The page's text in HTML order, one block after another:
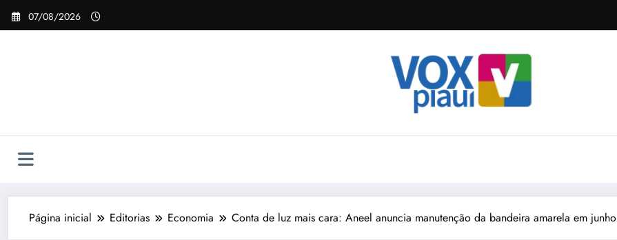
Pular
para
07/08/2026
Página inicial Editorias Economia Conta de luz mais cara: Aneel anuncia manutenção da bandeira amarela em junho